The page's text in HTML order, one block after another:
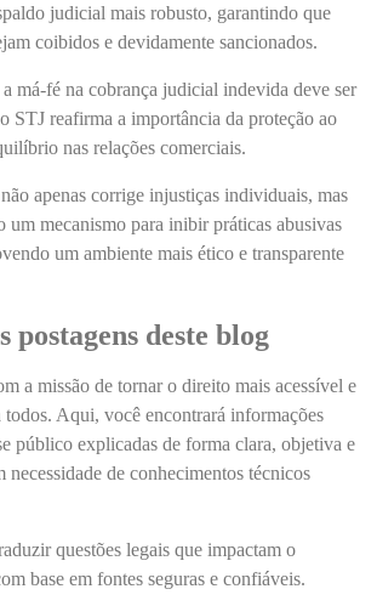
judicial mais robusto, garantindo que
coibidos e devidamente sancionados.
má-fé na cobrança judicial indevida deve ser
STJ reafirma a importância da proteção ao
nas relações comerciais.
apenas corrige injustiças individuais, mas
um mecanismo para inibir práticas abusivas
um ambiente mais ético e transparente
postagens deste blog
a missão de tornar o direito mais acessível e
todos. Aqui, você encontrará informações
público explicadas de forma clara, objetiva e
necessidade de conhecimentos técnicos
questões legais que impactam o
base em fontes seguras e confiáveis.